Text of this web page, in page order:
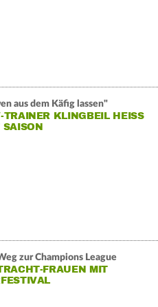
aus dem Käfig lassen"
TRAINER KLINGBEIL HEISS A
zur Champions League
FRAUEN MIT